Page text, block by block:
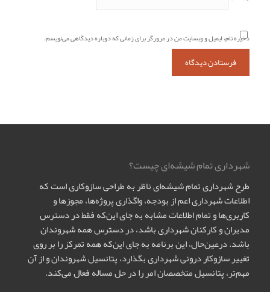
ذخیره نام، ایمیل و وبسایت من در مرورگر برای زمانی که دوباره دیدگاهی می‌نویسم.
شهرداری تمام شیشه‌ای چیست؟
طرح شهرداری تمام شیشه‌ای ناظر به طراحی سازوکاری است که
اطلاعات شهرداری اعم از بودجه، واگذاری پروژه‌ها، مجوزها و
کاربری‌ها و تمام اطلاعات مشابه به جای این‌که فقط در دسترس
مدیران و کارکنان شهرداری باشد، در دسترس همه شهروندان
باشد. درعین‌حال، این برنامه به جای این‌که همه تمرکز را بر روی
تغییر سازوکار درونی شهرداری بگذارد، پتانسیل شهروندان و از آن
مهم‌تر، پتانسیل متخصصان امر را در حل مساله فعال می‌کند.